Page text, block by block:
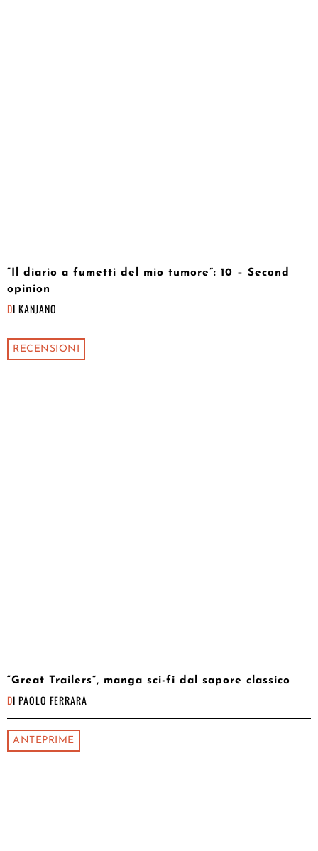
“Il diario a fumetti del mio tumore”: 10 – Second
opinion
DI KANJANO
RECENSIONI
“Great Trailers”, manga sci-fi dal sapore classico
DI PAOLO FERRARA
ANTEPRIME